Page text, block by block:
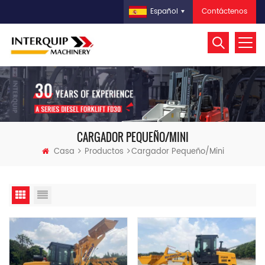
Contáctenos
Español
CARGADOR PEQUEÑO/MINI
Casa Productos Cargador Pequeño/mini